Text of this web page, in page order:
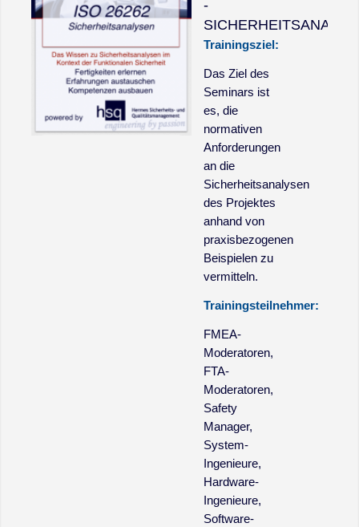
-
Trainingsziel:
Das Ziel des
Seminars ist
es, die
normativen
Anforderungen
an die
Sicherheitsanalysen
des Projektes
anhand von
praxisbezogenen
Beispielen zu
vermitteln.
Trainingsteilnehmer:
FMEA-
Moderatoren,
FTA-
Moderatoren,
Safety
Manager,
System-
Ingenieure,
Hardware-
Ingenieure,
Software-